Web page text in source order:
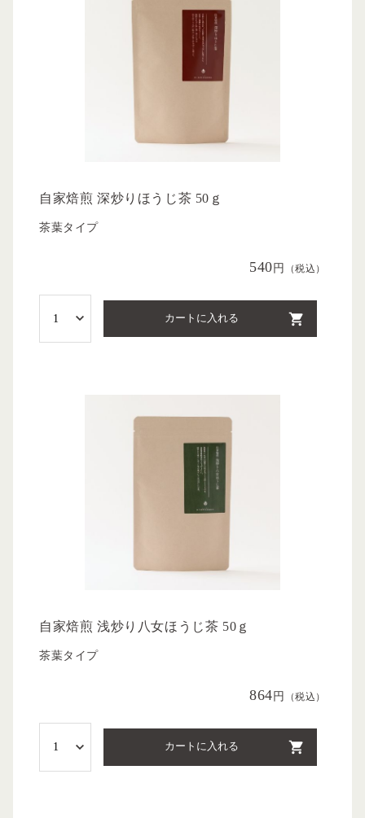
自家焙煎 深炒りほうじ茶 50ｇ
茶葉タイプ
540円 （税込）
カートに入れる
自家焙煎 浅炒り八女ほうじ茶 50ｇ
茶葉タイプ
864 円 （税込）
カートに入れる